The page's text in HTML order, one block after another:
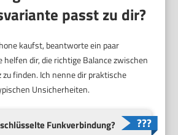
passt zu dir?
kaufst, beantworte ein paar
helfen dir, die richtige Balance zwischen
finden. Ich nenne dir praktische
Unsicherheiten.
Funkverbindung?